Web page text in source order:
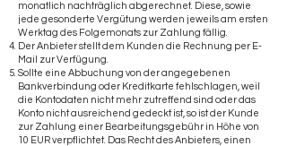
monatlich nachträglich abgerechnet. Diese, sowie
jede gesonderte Vergütung werden jeweils am ersten
Werktag des Folgemonats zur Zahlung fällig.
Der Anbieter stellt dem Kunden die Rechnung per E-
Mail zur Verfügung.
Sollte eine Abbuchung von der angegebenen
Bankverbindung oder Kreditkarte fehlschlagen, weil
die Kontodaten nicht mehr zutreffend sind oder das
Konto nicht ausreichend gedeckt ist, so ist der Kunde
zur Zahlung einer Bearbeitungsgebühr in Höhe von
10 EUR verpflichtet. Das Recht des Anbieters, einen